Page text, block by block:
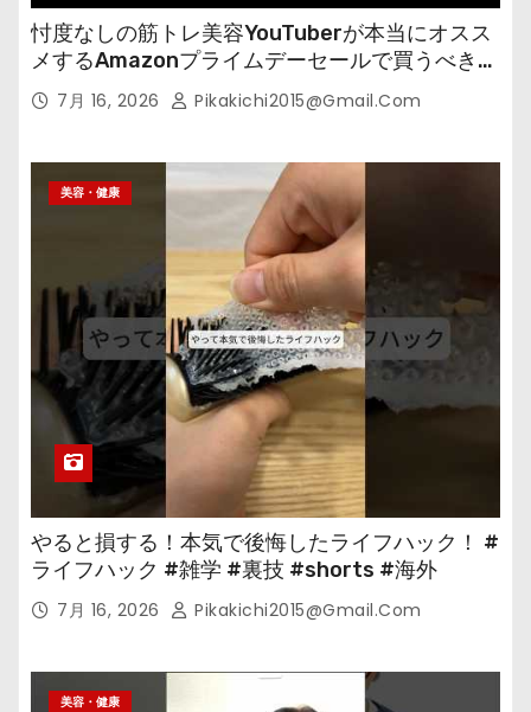
忖度なしの筋トレ美容YouTuberが本当にオスス
メするAmazonプライムデーセールで買うべきも
の 7月 16, 2026 Pikakichi2015@gmail.com
美容・健康
やると損する！本気で後悔したライフハック！ #
ライフハック #雑学 #裏技 #shorts #海外
7月 16, 2026 Pikakichi2015@gmail.com
美容・健康